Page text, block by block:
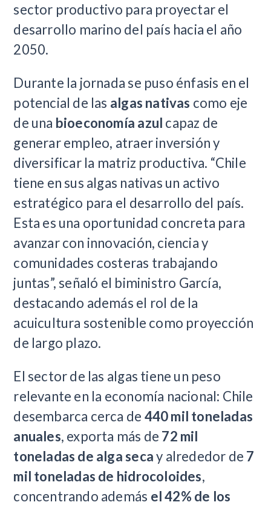
sector productivo para proyectar el
desarrollo marino del país hacia el año
2050.
Durante la jornada se puso énfasis en el
potencial de las algas nativas como eje
de una bioeconomía azul capaz de
generar empleo, atraer inversión y
diversificar la matriz productiva. “Chile
tiene en sus algas nativas un activo
estratégico para el desarrollo del país.
Esta es una oportunidad concreta para
avanzar con innovación, ciencia y
comunidades costeras trabajando
juntas”, señaló el biministro García,
destacando además el rol de la
acuicultura sostenible como proyección
de largo plazo.
El sector de las algas tiene un peso
relevante en la economía nacional: Chile
desembarca cerca de 440 mil toneladas
anuales, exporta más de 72 mil
toneladas de alga secay alrededor de 7
mil toneladas de hidrocoloides,
concentrando además el 42% de los